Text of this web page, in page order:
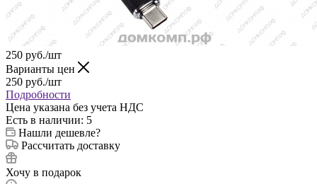
250 руб./шт
Варианты цен
250 руб./шт
Подробности
Цена указана без учета НДС
Есть в наличии: 5
Нашли дешевле?
Рассчитать доставку
Хочу в подарок